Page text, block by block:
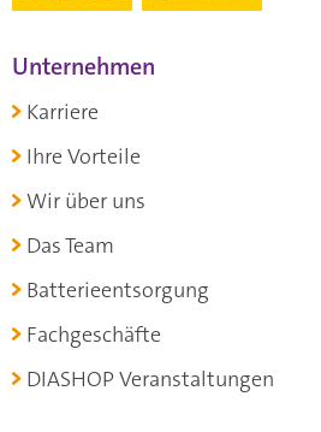
Unternehmen
Karriere
Ihre Vorteile
Wir über uns
Das Team
Batterieentsorgung
Fachgeschäfte
DIASHOP Veranstaltungen